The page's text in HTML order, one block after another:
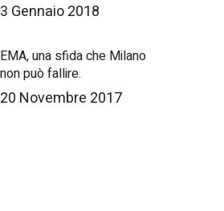
3 Gennaio 2018
EMA, una sfida che Milano
non può fallire.
20 Novembre 2017